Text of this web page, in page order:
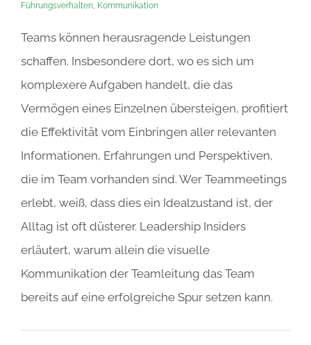
Führungsverhalten, Kommunikation
Teams können herausragende Leistungen
schaffen. Insbesondere dort, wo es sich um
komplexere Aufgaben handelt, die das
Vermögen eines Einzelnen übersteigen, profitiert
die Effektivität vom Einbringen aller relevanten
Informationen, Erfahrungen und Perspektiven,
die im Team vorhanden sind. Wer Teammeetings
erlebt, weiß, dass dies ein Idealzustand ist, der
Alltag ist oft düsterer. Leadership Insiders
erläutert, warum allein die visuelle
Kommunikation der Teamleitung das Team
bereits auf eine erfolgreiche Spur setzen kann.